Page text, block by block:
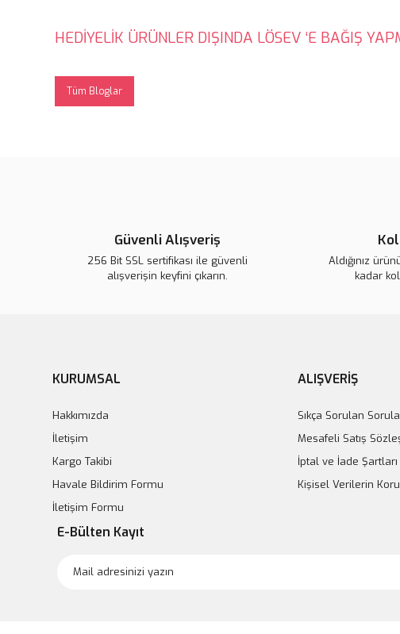
HEDİYELİK ÜRÜNLER DIŞINDA LÖSEV ‘E BAĞIŞ
Tüm Bloglar
Güvenli Alışveriş
256 Bit SSL sertifikası ile güvenli
alışverişin keyfini çıkarın.
Aldığınız
kadar
KURUMSAL
Hakkımızda
İletişim
Kargo Takibi
Havale Bildirim Formu
İletişim Formu
ALIŞVERİŞ
Sıkça Sorulan
Mesafeli Satış
İptal ve İade Şartları
Kişisel Verilerin
E-Bülten Kayıt